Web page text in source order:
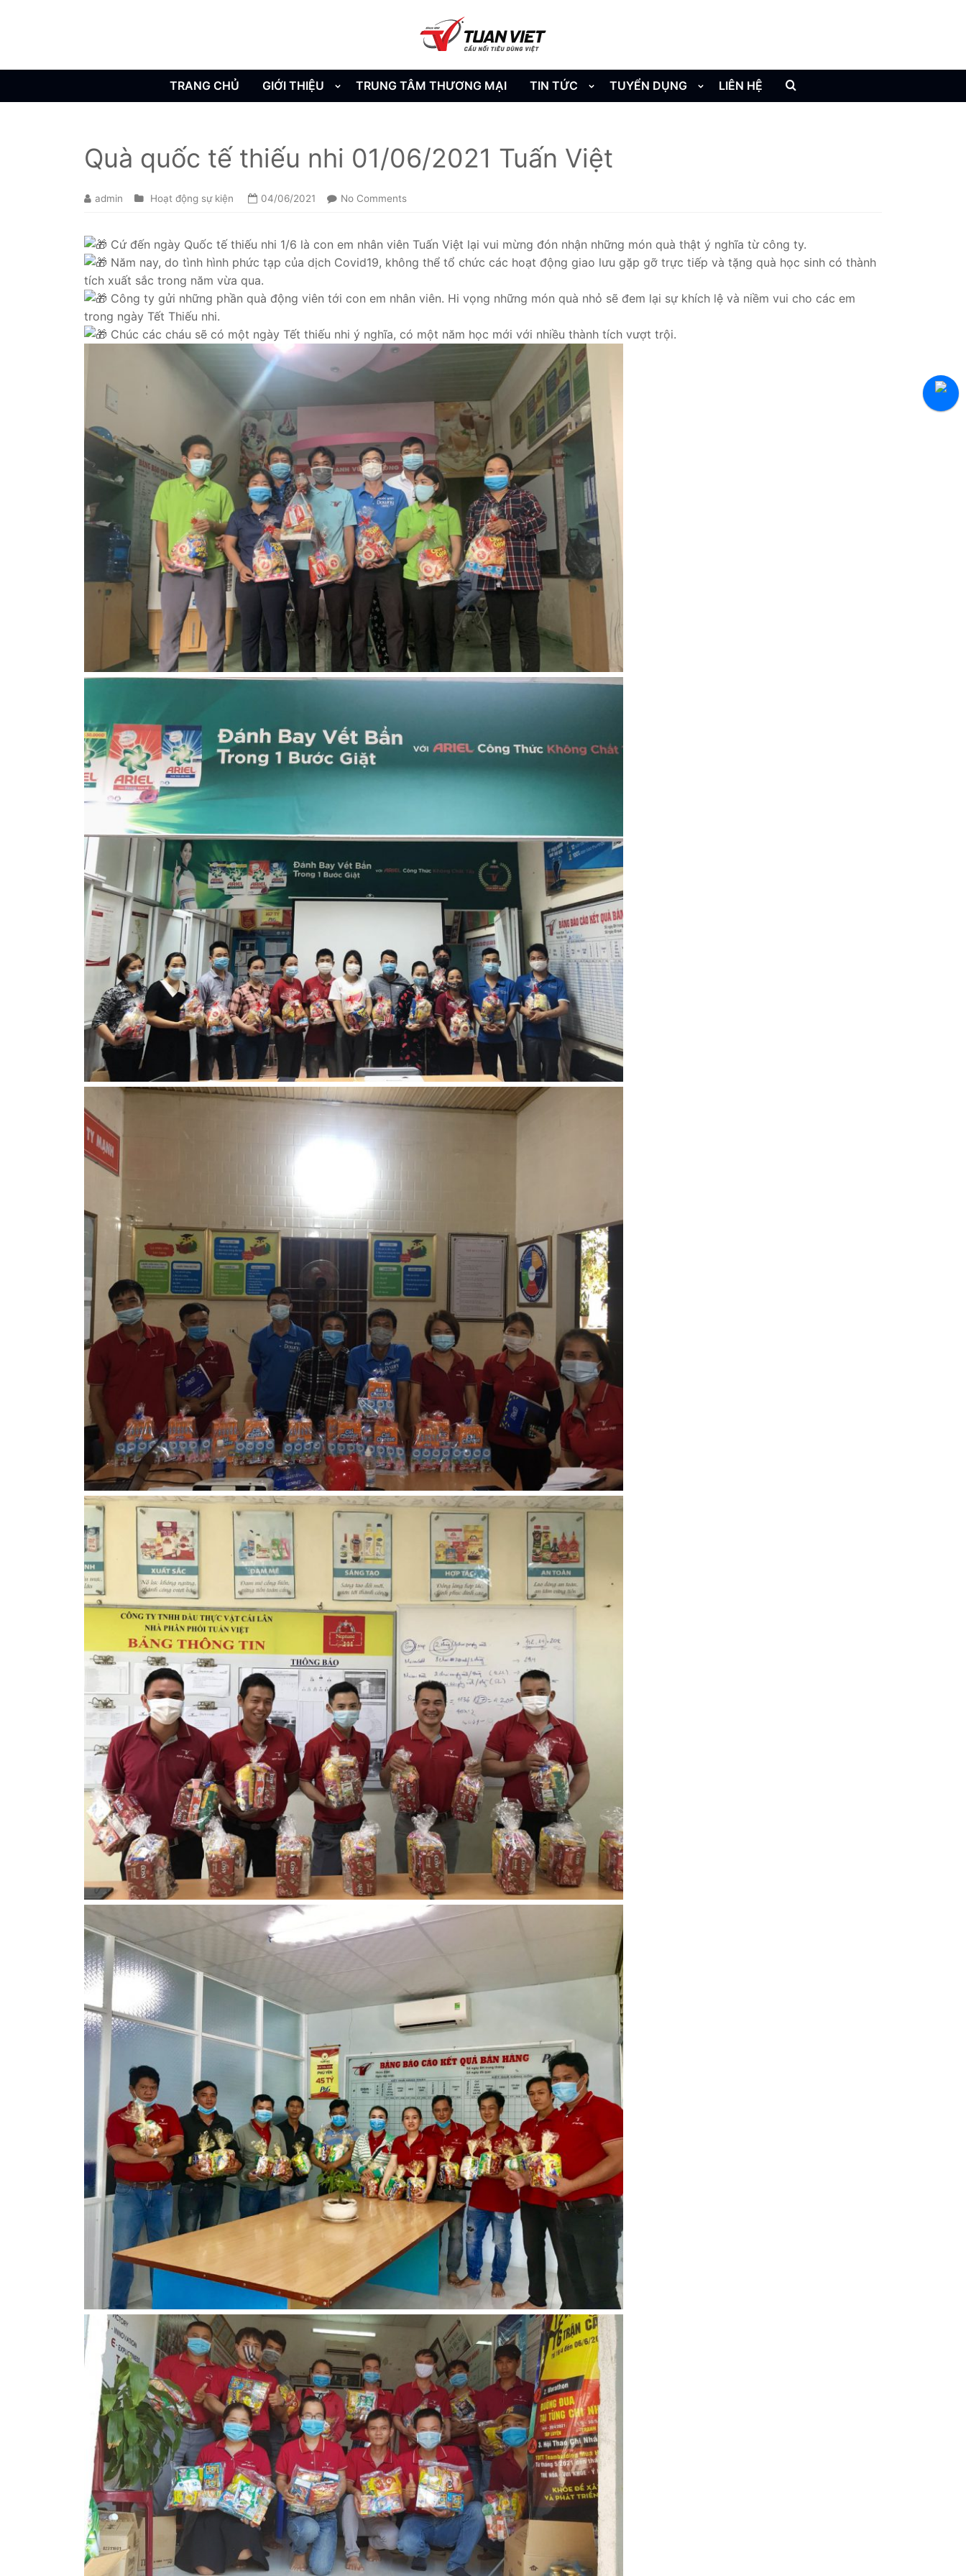
TRANG CHỦ GIỚI THIỆU TRUNG TÂM THƯƠNG MẠI TIN TỨC TUYỂN DỤNG LIÊN HỆ
Quà quốc tế thiếu nhi 01/06/2021 Tuấn Việt
admin Hoạt động sự kiện 04/06/2021 No Comments
Cứ đến ngày Quốc tế thiếu nhi 1/6 là con em nhân viên Tuấn Việt lại vui mừng đón nhận những món quà thật ý nghĩa từ công ty.
Năm nay, do tình hình phức tạp của dịch Covid19, không thể tổ chức các hoạt động giao lưu gặp gỡ trực tiếp và tặng quà học sinh có thành
tích xuất sắc trong năm vừa qua.
Công ty gửi những phần quà động viên tới con em nhân viên. Hi vọng những món quà nhỏ sẽ đem lại sự khích lệ và niềm vui cho các em
trong ngày Tết Thiếu nhi.
Chúc các cháu sẽ có một ngày Tết thiếu nhi ý nghĩa, có một năm học mới với nhiều thành tích vượt trội.